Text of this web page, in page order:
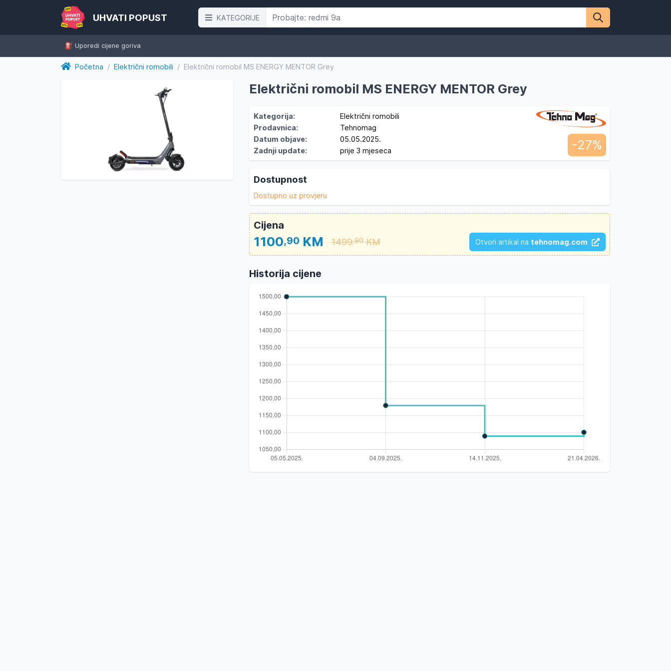
UHVATI POPUST KATEGORIJE
⛽️ Uporedi cijene goriva
Početna / Električni romobili / Električni romobil MS ENERGY MENTOR Grey
Električni romobil MS ENERGY MENTOR Grey
Kategorija:
Električni romobili
Prodavnica:
Tehnomag
Datum objave:
05.05.2025.
Zadnji update:
prije 3 mjeseca -27%
Dostupnost
Dostupno uz provjeru
Cijena
1100,90 KM 1499,90KM Otvori artikal na tehnomag.com
Historija cijene